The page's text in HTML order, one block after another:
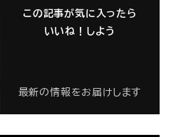
この記事が気に入ったら
いいね！しよう
最新の情報をお届けします